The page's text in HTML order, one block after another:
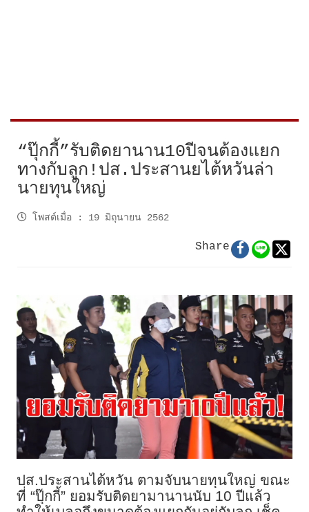
“ปุ๊กกี้”รับติดยานาน10ปีจนต้องแยก
ทางกับลูก!ปส.ประสานยไต้หวันล่า
นายทุนใหญ่
โพสต์เมื่อ : 19 มิถุนายน 2562
Share
ปส.ประสานไต้หวัน ตามจับนายทุนใหญ่ ขณะ
ที่ “ปุ๊กกี้” ยอมรับติดยามานานนับ 10 ปีแล้ว